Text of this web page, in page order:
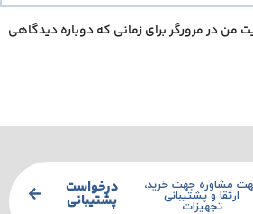
من در مرورگر برای زمانی که دوباره دیدگاهی
مشاوره جهت خرید،
ارتقا و پشتیبانی
تجهیزات
درخواست
پشتیبانی